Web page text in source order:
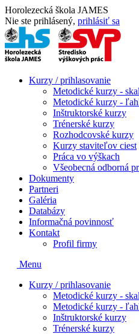
Horolezecká škola JAMES
Nie ste prihlásený, prihlásiť sa
Kurzy / prihlasovanie
Metodické kurzy -
Metodické kurzy -
Inštruktorské kurzy
Trénerské kurzy
Rozhodcovské kurzy
Kurzy staviteľov ciest
Práca vo výškach
Všeobecná odborná
Dokumenty
Partneri
Galéria
Databázy
Informačná povinnosť
Kontakt
Profil firmy
Menu
Kurzy / prihlasovanie
Metodické kurzy -
Metodické kurzy -
Inštruktorské kurzy
Trénerské kurzy